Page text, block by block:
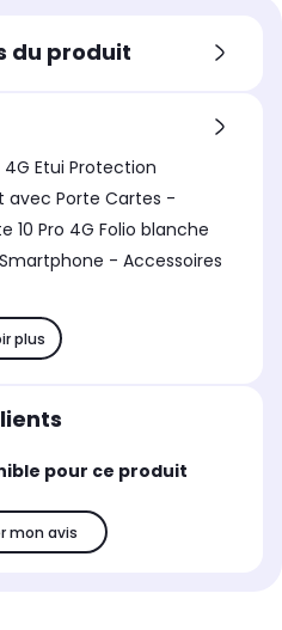
du produit
4G Etui Protection
avec Porte Cartes -
10 Pro 4G Folio blanche
plus
pour ce produit
mon avis